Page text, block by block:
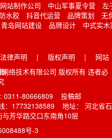
网站制作公司 中山军事夏令营
左
防水胶 抖音代运营 品牌策划
无
青岛网站建设 品牌设计
中式实
法律声明 | 版权声明 |
网站
络技术有限公司 版权所有 违者必
: 0311-80666809 投稿邮
：17732138589 地址： 河北省石
芳华路交口东南角10层
号-3